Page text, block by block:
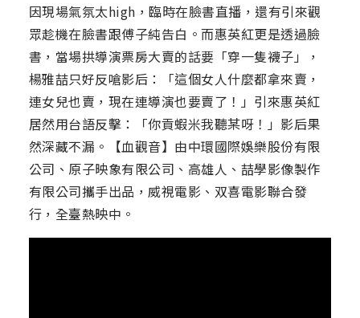
因現場氣氛太high，臨時在臉書直播，還有引來觀
眾趁機在臉書跟傅子純告白。而惠英紅更是透過臉
書，當場拱導演票房大賣的話要「穿一隻襪子」，
楊雅喆只好反嗆影后：「這個女人什麼都拿來賣，
連女兒也賣，現在連導演也要賣了！」引來惠英紅
居然用台語反擊：「你貢蝦米我聽某呀！」影后果
然深藏不漏。【血觀音】由中環國際娛樂股份有限
公司、原子映象有限公司、高雄人、喆學影像製作
有限公司攜手出品，威視電影、双喜電影聯合發
行，全臺熱映中。